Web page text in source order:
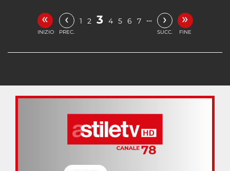
«
INIZIO
‹
PREC.
1 2 3 4 5 6 7 … ›
SUCC.
»
FINE